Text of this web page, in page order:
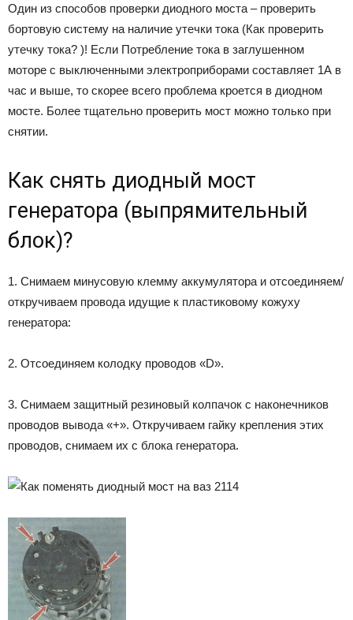
Один из способов проверки диодного моста – проверить
бортовую систему на наличие утечки тока (Как проверить
утечку тока? )! Если Потребление тока в заглушенном
моторе с выключенными электроприборами составляет 1А в
час и выше, то скорее всего проблема кроется в диодном
мосте. Более тщательно проверить мост можно только при
снятии.
Как снять диодный мост
генератора (выпрямительный
блок)?
1. Снимаем минусовую клемму аккумулятора и отсоединяем/
откручиваем провода идущие к пластиковому кожуху
генератора:
2. Отсоединяем колодку проводов «D».
3. Снимаем защитный резиновый колпачок с наконечников
проводов вывода «+». Откручиваем гайку крепления этих
проводов, снимаем их с блока генератора.